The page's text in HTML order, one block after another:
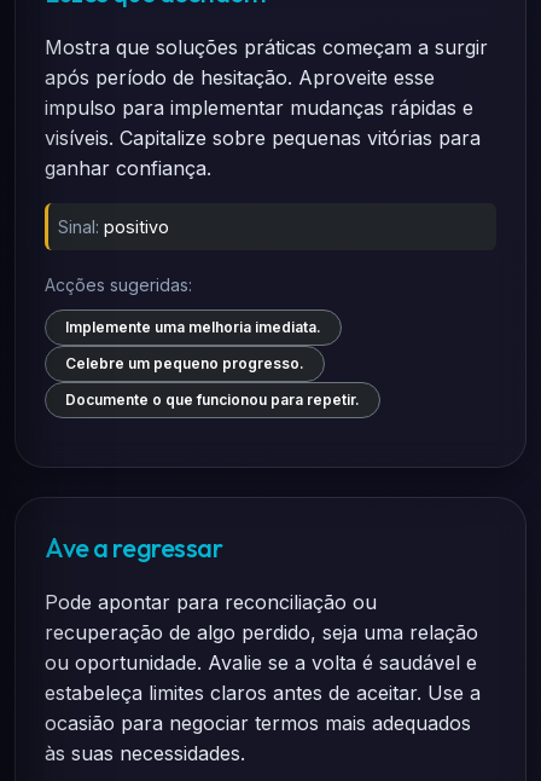
Mostra que soluções práticas começam a surgir
após período de hesitação. Aproveite esse
impulso para implementar mudanças rápidas e
visíveis. Capitalize sobre pequenas vitórias para
ganhar confiança.
Sinal: positivo
Acções sugeridas:
Implemente uma melhoria imediata.
Celebre um pequeno progresso.
Documente o que funcionou para repetir.
Ave a regressar
Pode apontar para reconciliação ou
recuperação de algo perdido, seja uma relação
ou oportunidade. Avalie se a volta é saudável e
estabeleça limites claros antes de aceitar. Use a
ocasião para negociar termos mais adequados
às suas necessidades.